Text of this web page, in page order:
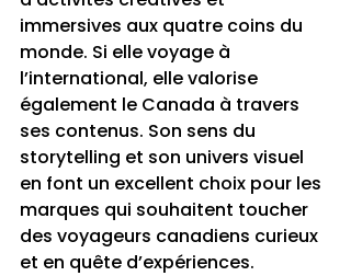
immersives aux quatre coins du
monde. Si elle voyage à
l’international, elle valorise
également le Canada à travers
ses contenus. Son sens du
storytelling et son univers visuel
en font un excellent choix pour les
marques qui souhaitent toucher
des voyageurs canadiens curieux
et en quête d’expériences.